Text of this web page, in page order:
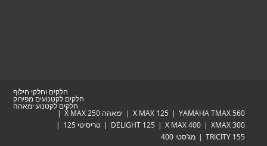
חלקים וחלקי חילוף
חלקים לקטנועים מפירוק
חלקים לקטנוע ימאהה
YAMAHA
X MAX 125
ימאהה X MAX 250
X MAX 400
DELIGHT 125
טריסיטי 125
מג’סטי 400